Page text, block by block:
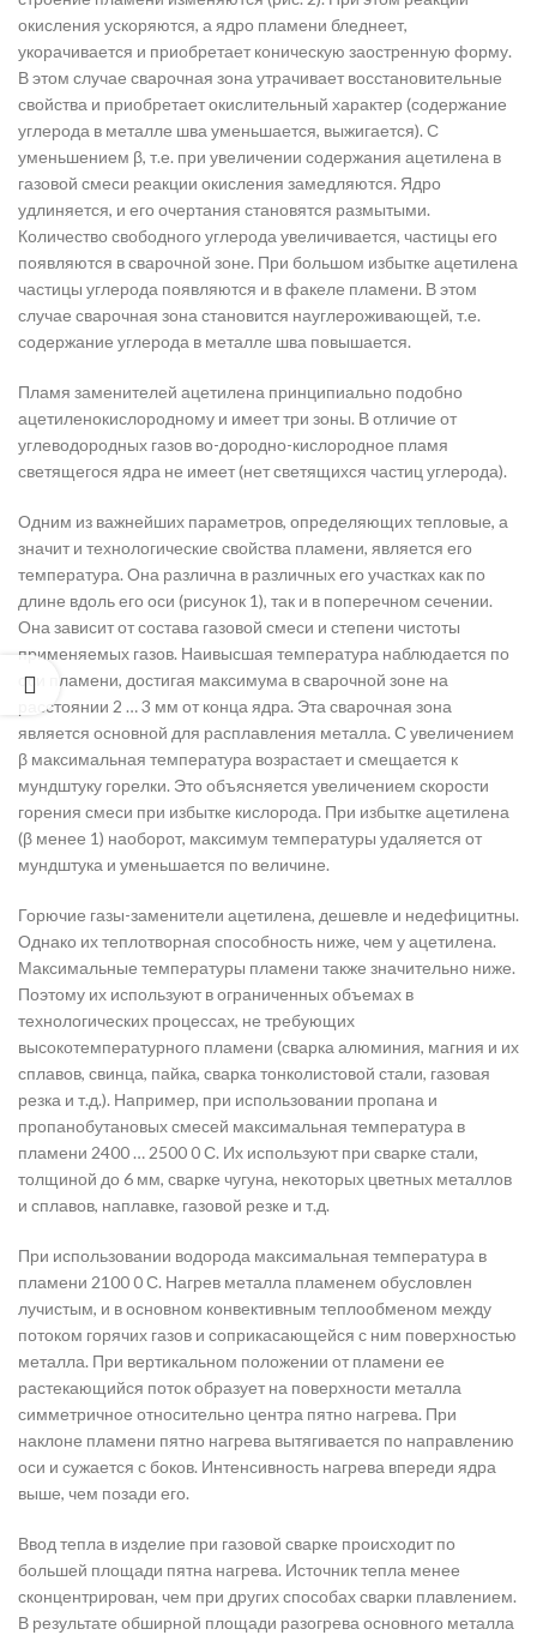
окисления ускоряются, а ядро пламени бледнеет,
укорачивается и приобретает коническую заостренную форму.
В этом случае сварочная зона утрачивает восстановительные
свойства и приобретает окислительный характер (содержание
углерода в металле шва уменьшается, выжигается). С
уменьшением β, т.е. при увеличении содержания ацетилена в
газовой смеси реакции окисления замедляются. Ядро
удлиняется, и его очертания становятся размытыми.
Количество свободного углерода увеличивается, частицы его
появляются в сварочной зоне. При большом избытке ацетилена
частицы углерода появляются и в факеле пламени. В этом
случае сварочная зона становится науглероживающей, т.е.
содержание углерода в металле шва повышается.
Пламя заменителей ацетилена принципиально подобно
ацетиленокислородному и имеет три зоны. В отличие от
углеводородных газов во-дородно-кислородное пламя
светящегося ядра не имеет (нет светящихся частиц углерода).
Одним из важнейших параметров, определяющих тепловые, а
значит и технологические свойства пламени, является его
температура. Она различна в различных его участках как по
длине вдоль его оси (рисунок 1), так и в поперечном сечении.
Она зависит от состава газовой смеси и степени чистоты
применяемых газов. Наивысшая температура наблюдается по
оси пламени, достигая максимума в сварочной зоне на
расстоянии 2 … 3 мм от конца ядра. Эта сварочная зона
является основной для расплавления металла. С увеличением
β максимальная температура возрастает и смещается к
мундштуку горелки. Это объясняется увеличением скорости
горения смеси при избытке кислорода. При избытке ацетилена
(β менее 1) наоборот, максимум температуры удаляется от
мундштука и уменьшается по величине.
Горючие газы-заменители ацетилена, дешевле и недефицитны.
Однако их теплотворная способность ниже, чем у ацетилена.
Максимальные температуры пламени также значительно ниже.
Поэтому их используют в ограниченных объемах в
технологических процессах, не требующих
высокотемпературного пламени (сварка алюминия, магния и их
сплавов, свинца, пайка, сварка тонколистовой стали, газовая
резка и т.д.). Например, при использовании пропана и
пропанобутановых смесей максимальная температура в
пламени 2400 … 2500 0 С. Их используют при сварке стали,
толщиной до 6 мм, сварке чугуна, некоторых цветных металлов
и сплавов, наплавке, газовой резке и т.д.
При использовании водорода максимальная температура в
пламени 2100 0 С. Нагрев металла пламенем обусловлен
лучистым, и в основном конвективным теплообменом между
потоком горячих газов и соприкасающейся с ним поверхностью
металла. При вертикальном положении от пламени ее
растекающийся поток образует на поверхности металла
симметричное относительно центра пятно нагрева. При
наклоне пламени пятно нагрева вытягивается по направлению
оси и сужается с боков. Интенсивность нагрева впереди ядра
выше, чем позади его.
Ввод тепла в изделие при газовой сварке происходит по
большей площади пятна нагрева. Источник тепла менее
сконцентрирован, чем при других способах сварки плавлением.
В результате обширной площади разогрева основного металла